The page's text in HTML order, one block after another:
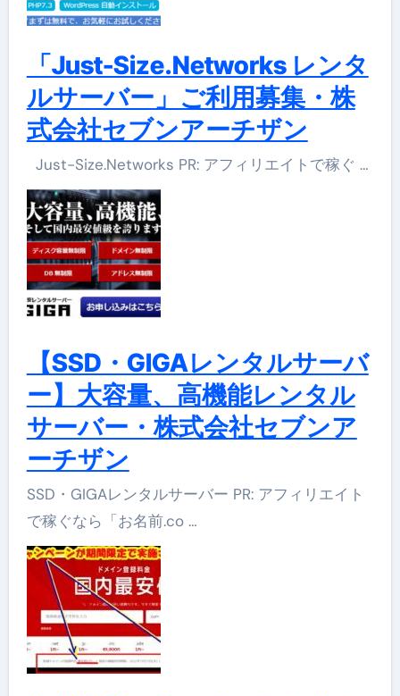
「Just-Size.Networks レンタ
ルサーバー」ご利用募集・株
式会社セブンアーチザン
Just-Size.Networks PR: アフィリエイトで稼ぐ …
【SSD・GIGAレンタルサーバ
ー】大容量、高機能レンタル
サーバー・株式会社セブンア
ーチザン
SSD・GIGAレンタルサーバー PR: アフィリエイト
で稼ぐなら「お名前.co …